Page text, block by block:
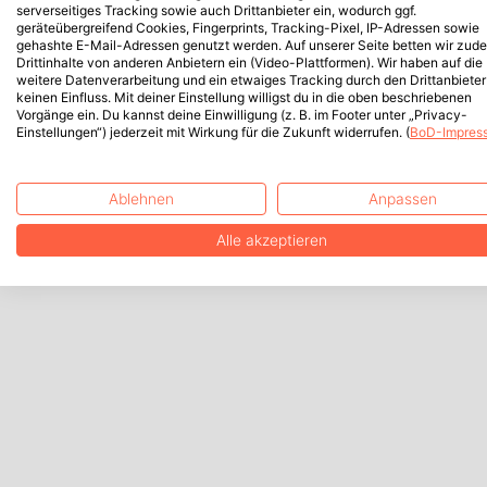
serverseitiges Tracking sowie auch Drittanbieter ein, wodurch ggf.
geräteübergreifend Cookies, Fingerprints, Tracking-Pixel, IP-Adressen sowie
gehashte E-Mail-Adressen genutzt werden. Auf unserer Seite betten wir
Drittinhalte von anderen Anbietern ein (Video-Plattformen). Wir haben auf die
weitere Datenverarbeitung und ein etwaiges Tracking durch den Drittanbieter
keinen Einfluss. Mit deiner Einstellung willigst du in die oben beschriebenen
Vorgänge ein. Du kannst deine Einwilligung (z. B. im Footer unter „Privacy-
Einstellungen“) jederzeit mit Wirkung für die Zukunft widerrufen. (BoD-
Ablehnen Anpassen
Alle akzeptieren